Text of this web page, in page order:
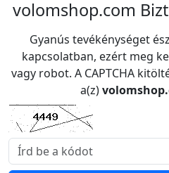
volomshop.com
Gyanús tevékénységet
kapcsolatban, ezért meg
vagy robot. A CAPTCHA
a(z)